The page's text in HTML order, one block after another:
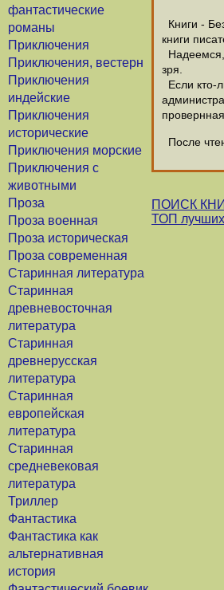
фантастические
романы
Приключения
Приключения, вестерн
Приключения
индейские
Приключения
исторические
Приключения морские
Приключения с
животными
Проза
Проза военная
Проза историческая
Проза современная
Старинная литература
Старинная
древневосточная
литература
Старинная
древнерусская
литература
Старинная
европейская
литература
Старинная
средневековая
литература
Триллер
Фантастика
Фантастика как
альтернативная
история
Книги -
книги
Надеемся,
зря.
Если кто-
После
ПОИСК
ТОП лучших